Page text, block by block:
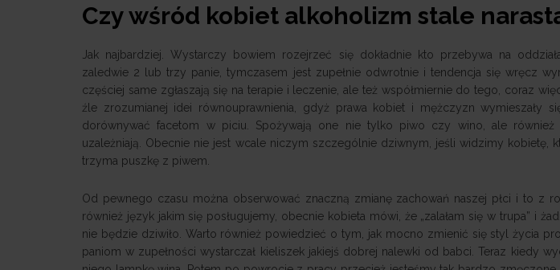
Czy wśród kobiet alkoholizm stale
Jak najbardziej. Wystarczy bowiem rozejrzeć się dokładnie kto przebywa na
zaledwie 2 lub trzy panie, tymczasem jest zupełnie odwrotnie i tendencja się wręcz
częściej same zgłaszają się na terapie i leczenie, ale też współmiernie do tego, coraz
źle zrozumianej idei równouprawnienia, gdyż prawa kobiet i mężczyzn wymieszały
dorównywać facetom w piciu. Spożywają one nie tylko piwo czy wino, ale
uzależniają. Obecnie nie jest wcale niczym szczególnie dziwnym, jeśli widzimy kobietę,
trzyma puszkę z piwem.
Od pewnego czasu można obserwować znaczną zmianę zachowań naszej płci i to z
również język jakim się posługujemy, obecnie kobieta mówi, że „zalałam się w trupa” i
nie będzie dziwiło. Warto również powiedzieć o tym, jak mocno zmienić się styl życia
paniom w zupełności wystarczał kieliszek jakiejś dobrej nalewki od babci. Teraz kiedy